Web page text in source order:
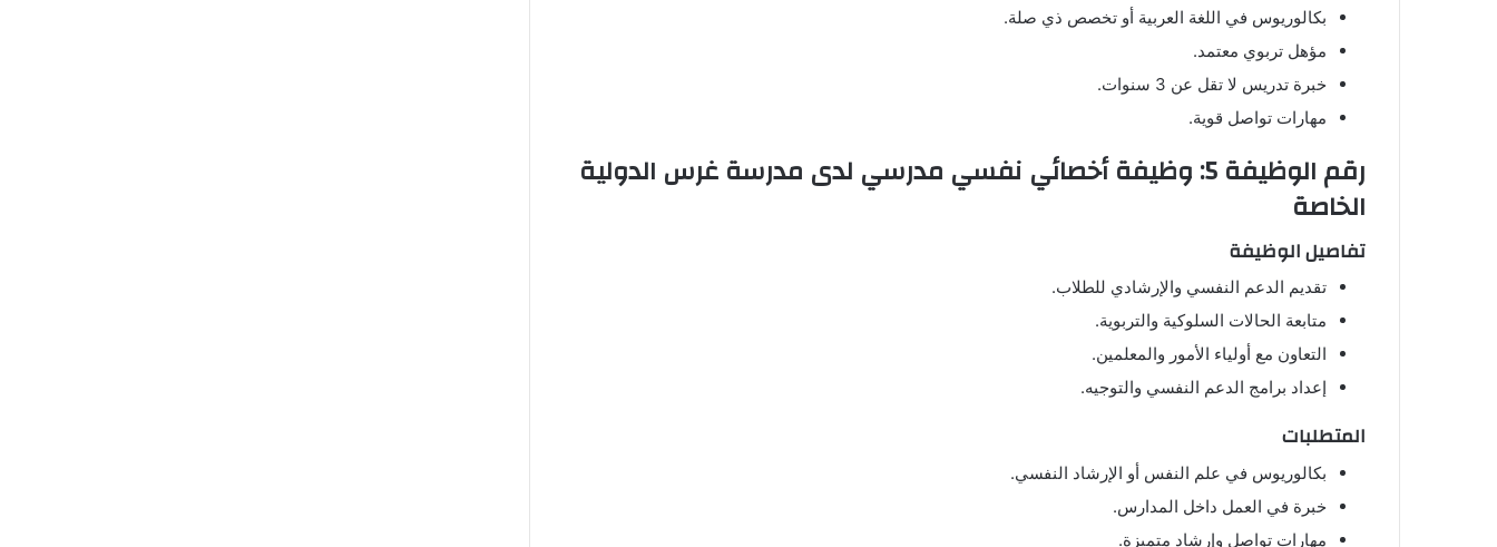
بكالوريوس في اللغة العربية أو تخصص ذي صلة.
مؤهل تربوي معتمد.
خبرة تدريس لا تقل عن 3 سنوات.
مهارات تواصل قوية.
رقم الوظيفة 5: وظيفة أخصائي نفسي مدرسي لدى مدرسة غرس الدولية
الخاصة
تفاصيل الوظيفة
تقديم الدعم النفسي والإرشادي للطلاب.
متابعة الحالات السلوكية والتربوية.
التعاون مع أولياء الأمور والمعلمين.
إعداد برامج الدعم النفسي والتوجيه.
المتطلبات
بكالوريوس في علم النفس أو الإرشاد النفسي.
خبرة في العمل داخل المدارس.
مهارات تواصل وإرشاد متميزة.